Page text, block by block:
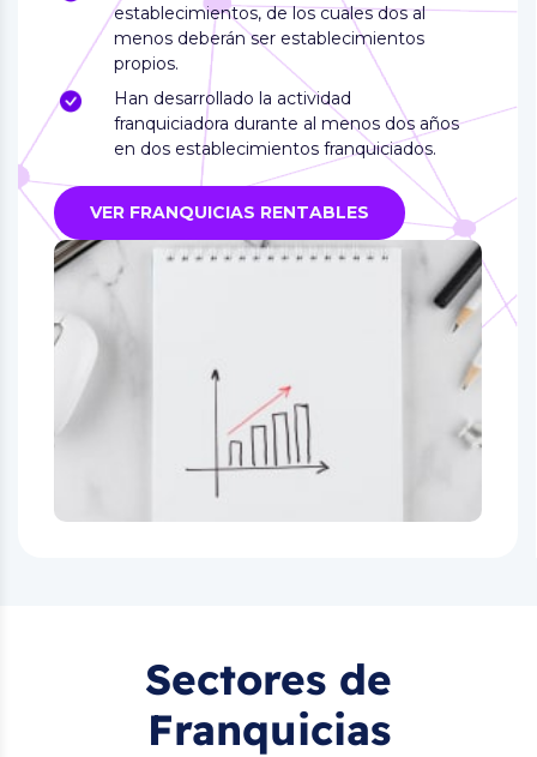
establecimientos, de los cuales dos al
menos deberán ser establecimientos
propios.
Han desarrollado la actividad
franquiciadora durante al menos dos años
en dos establecimientos franquiciados.
VER FRANQUICIAS RENTABLES
Sectores de
Franquicias